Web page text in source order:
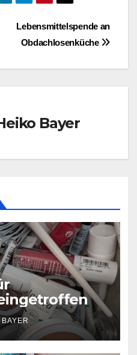
Lebensmittelspende an
Obdachlosenküche
Bayer